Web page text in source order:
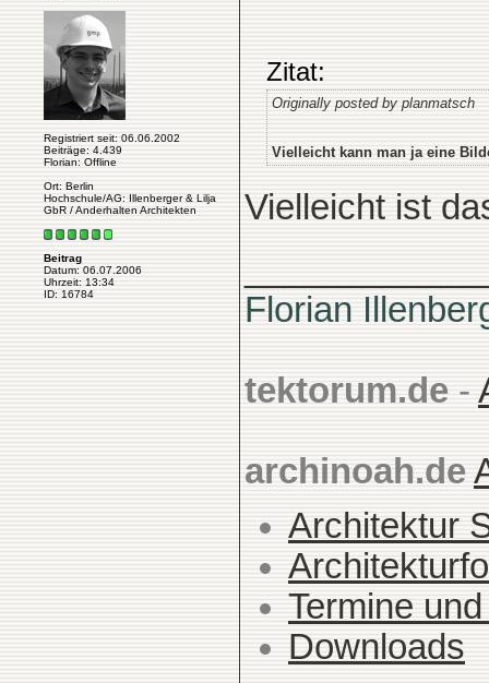
Registriert seit: 06.06.2002
Beiträge: 4.439
Florian: Offline
Ort: Berlin
Hochschule/AG: Illenberger & Lilja
GbR / Anderhalten Architekten
Beitrag
Datum: 06.07.2006
Uhrzeit: 13:34
ID: 16784
Zitat:
Originally posted by planmatsch
Vielleicht kann man ja eine
Vielleicht ist
Florian
tektorum.de -
archinoah.de
Architektur
Termine
Downloads